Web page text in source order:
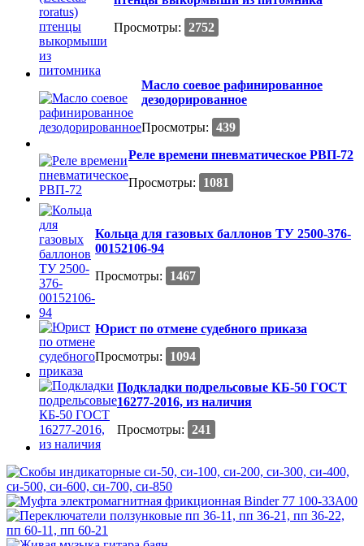
Просмотры: 2752
Масло соевое рафинированное
дезодорированное
Просмотры: 439
Реле времени пневматическое РВП-72
Просмотры:
1081
Кольца для газовых баллонов ТУ 2500-376-
00152106-94
Просмотры:
1467
Юрист по отмене судебного приказа
Просмотры:
1094
Подкладки подрельсовые КБ-50 ГОСТ
16277-2016, из наличия
Просмотры: 241